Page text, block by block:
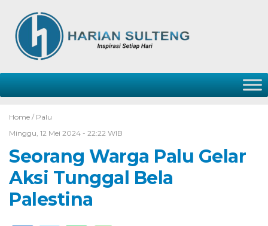
Home / Palu
Minggu, 12 Mei 2024 - 22:22 WIB
Seorang Warga Palu Gelar
Aksi Tunggal Bela
Palestina